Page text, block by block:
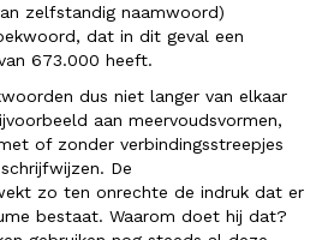
zelfstandig naamwoord)
dat in dit geval een
673.000 heeft.
dus niet langer van elkaar
aan meervoudsvormen,
of zonder verbindingsstreepjes
De
zo ten onrechte de indruk dat er
bestaat. Waarom doet hij dat?